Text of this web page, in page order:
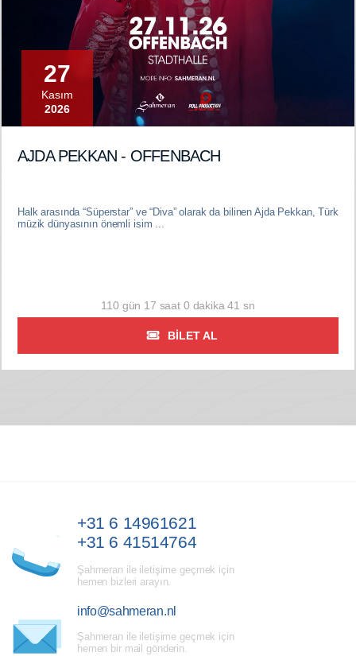
27
Kasım
2026
AJDA PEKKAN - OFFENBACH
Halk arasında “Süperstar” ve “Diva” olarak da bilinen Ajda Pekkan, Türk
müzik dünyasının önemli isim ...
110 gün 17 saat 0 dakika 40 sn
BILET AL
+31 6 14961621
+31 6 41514764
Şahmeran ile iletişime geçmek için
hemen bizleri arayın.
info@sahmeran.nl
Şahmeran ile iletişime geçmek için
hemen bir mail gönderin.